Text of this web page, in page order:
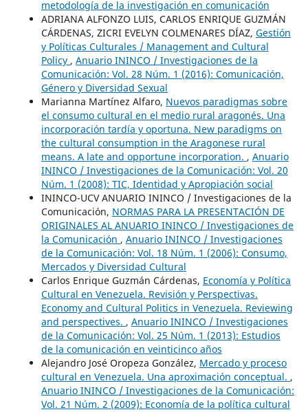
metodología de la investigación en comunicación
ADRIANA ALFONZO LUIS, CARLOS ENRIQUE GUZMÁN
CÁRDENAS, ZICRI EVELYN COLMENARES DÍAZ, Gestión
y Políticas Culturales / Management and Cultural
Policy , Anuario ININCO / Investigaciones de la
Comunicación: Vol. 28 Núm. 1 (2016): Comunicación,
Género y Diversidad Sexual
Marianna Martínez Alfaro, Nuevos paradigmas sobre
el consumo cultural en el medio rural aragonés. Una
incorporación tardía y oportuna. New paradigms on
the cultural consumption in the Aragonese rural
means. A late and opportune incorporation. , Anuario
ININCO / Investigaciones de la Comunicación: Vol. 20
Núm. 1 (2008): TIC, Identidad y Apropiación social
ININCO-UCV ANUARIO ININCO / Investigaciones de la
Comunicación, NORMAS PARA LA PRESENTACIÓN DE
ORIGINALES AL ANUARIO ININCO / Investigaciones de
la Comunicación , Anuario ININCO / Investigaciones
de la Comunicación: Vol. 18 Núm. 1 (2006): Consumo,
Mercados y Diversidad Cultural
Carlos Enrique Guzmán Cárdenas, Economía y Política
Cultural en Venezuela. Revisión y Perspectivas.
Economy and Cultural Politics in Venezuela. Reviewing
and perspectives. , Anuario ININCO / Investigaciones
de la Comunicación: Vol. 25 Núm. 1 (2013): Estudios
de la comunicación en veinticinco años
Alejandro José Oropeza González, Mercado y proceso
cultural en Venezuela. Una aproximación conceptual. ,
Anuario ININCO / Investigaciones de la Comunicación:
Vol. 21 Núm. 2 (2009): Economía de la política cultural